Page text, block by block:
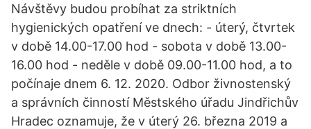
Návštěvy budou probíhat za striktních
hygienických opatření ve dnech: - úterý, čtvrtek
v době 14.00-17.00 hod - sobota v době 13.00-
16.00 hod - neděle v době 09.00-11.00 hod, a to
počínaje dnem 6. 12. 2020. Odbor živnostenský
a správních činností Městského úřadu Jindřichův
Hradec oznamuje, že v úterý 26. března 2019 a